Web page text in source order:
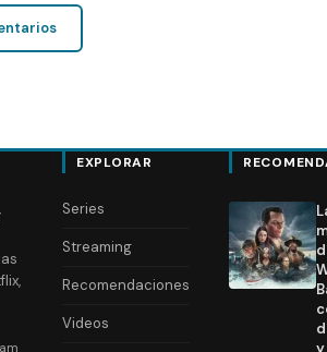
EXPLORAR
Series
Streaming
Recomendaciones
Videos